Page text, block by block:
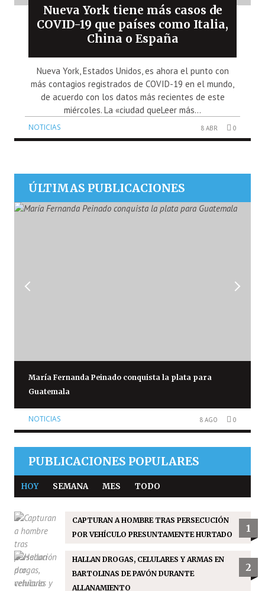
Nueva York tiene más casos de
COVID-19 que países como Italia,
China o España
Nueva York, Estados Unidos, es ahora el punto con
más contagios registrados de COVID-19 en el mundo,
de acuerdo con los datos más recientes de este
miércoles. La «ciudad queLeer más...
NOTICIAS 8 ABR 0
ÚLTIMAS PUBLICACIONES
María Fernanda Peinado conquista la plata para
Guatemala
NOTICIAS 8 AGO 0
PUBLICACIONES POPULARES
HOY SEMANA MES TODO
CAPTURAN A HOMBRE TRAS PERSECUCIÓN
POR VEHÍCULO PRESUNTAMENTE HURTADO
1
HALLAN DROGAS, CELULARES Y ARMAS EN
BARTOLINAS DE PAVÓN DURANTE
ALLANAMIENTO
2